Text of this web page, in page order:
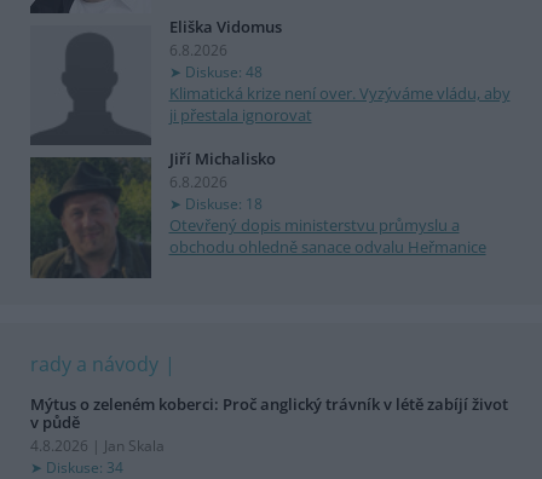
Eliška Vidomus
6.8.2026
Diskuse: 48
Klimatická krize není over. Vyzýváme vládu, aby
ji přestala ignorovat
Jiří Michalisko
6.8.2026
Diskuse: 18
Otevřený dopis ministerstvu průmyslu a
obchodu ohledně sanace odvalu Heřmanice
rady a návody
Mýtus o zeleném koberci: Proč anglický trávník v létě zabíjí život
v půdě
4.8.2026 | Jan Skala
Diskuse: 34